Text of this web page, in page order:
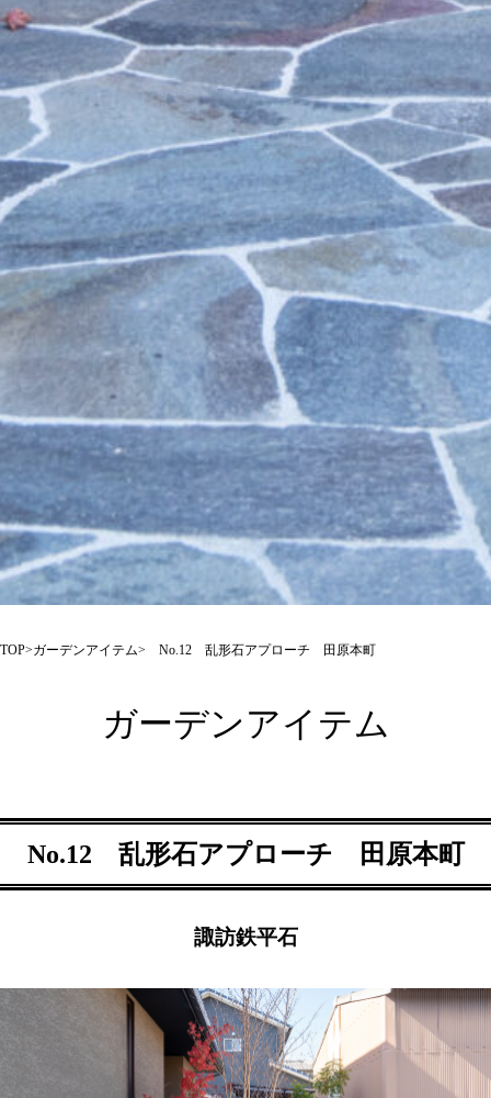
TOP>ガーデンアイテム> No.12 乱形石アプローチ 田原本町
ガーデンアイテム
No.12 乱形石アプローチ 田原本町
諏訪鉄平石